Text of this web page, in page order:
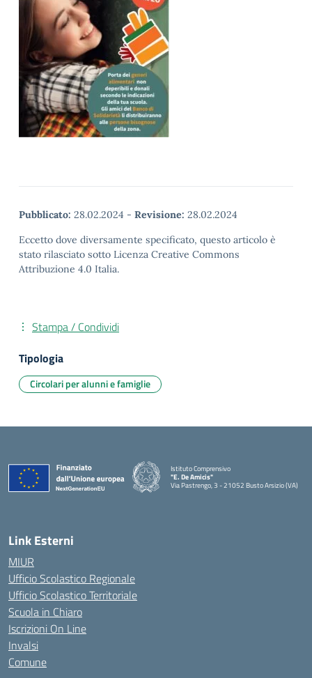
Pubblicato: 28.02.2024 - Revisione: 28.02.2024
Eccetto dove diversamente specificato, questo articolo è
stato rilasciato sotto Licenza Creative Commons
Attribuzione 4.0 Italia.
Stampa / Condividi
Tipologia
Circolari per alunni e famiglie
Istituto Comprensivo
"E. De Amicis"
Via Pastrengo, 3 - 21052 Busto Arsizio (VA)
Link Esterni
MIUR
Ufficio Scolastico Regionale
Ufficio Scolastico Territoriale
Scuola in Chiaro
Iscrizioni On Line
Invalsi
Comune